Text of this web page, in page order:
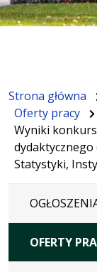
Strona główna
Oferty pracy
Wyniki
Statystyki,
OFERTY